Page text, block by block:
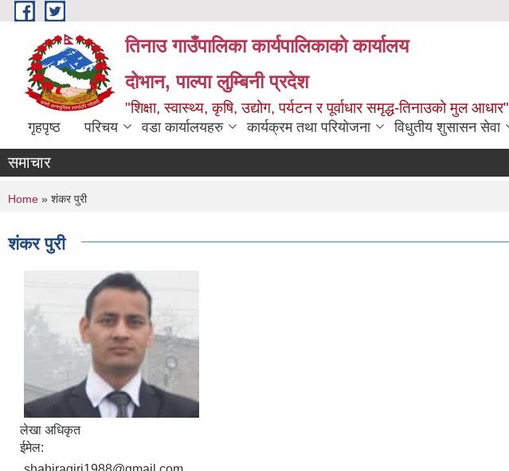
Skip to main content
तिनाउ गाउँपालिका कार्यपालिकाकाे कार्यालय
दोभान, पाल्पा लुम्बिनी प्रदेश
"शिक्षा, स्वास्थ्य, कृषि, उद्योग, पर्यटन र पूर्वाधार समृद्ध-तिनाउको मुल आधार"
गृहपृष्ठ परिचय वडा कार्यालयहरु कार्यक्रम तथा परियोजना विधुतीय शुसासन सेवा
समाचार
You are here
Home » शंकर पुरी
शंकर पुरी
लेखा अधिकृत
ईमेल: